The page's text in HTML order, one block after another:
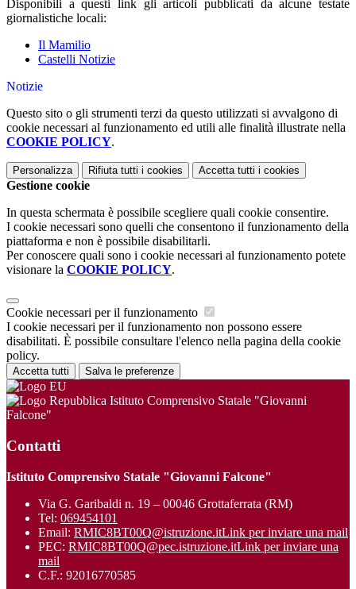
Disponibili a questi link gli articoli pubblicati da alcune testate
giornalistiche locali:
Il Mamilio
Castelli Notizie
Notizie
Questo sito o gli strumenti terzi da questo utilizzati si avvalgono di
cookie necessari al funzionamento ed utili alle finalità illustrate nella
COOKIE POLICY.
Personalizza Rifiuta tutti i cookies Accetta tutti i cookies
Gestione cookie
In questa schermata è possibile scegliere quali cookie consentire.
I cookie necessari sono quelli che consentono il funzionamento della
piattaforma e non è possibile disabilitarli.
Per conoscere quali sono i cookie necessari al funzionamento potete
visionare la COOKIE POLICY.
Cookie necessari per il funzionamento
I cookie necessari per il funzionamento non possono essere
disabilitati. È possibile consultare l'elenco nella pagina della cookie
policy.
Accetta tutti Salva le preferenze
Istituto Comprensivo Statale "Giovanni
Falcone"
Contatti
Istituto Comprensivo Statale "Giovanni Falcone"
Via G. Garibaldi n. 19 – 00046 Grottaferrata (RM)
Tel: 069454101
Email: RMIC8BT00Q@istruzione.itLink per inviare una mail
PEC: RMIC8BT00Q@pec.istruzione.itLink per inviare una
mail
C.F.: 92016770585